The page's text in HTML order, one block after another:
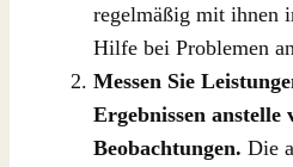
regelmäßig mit ihnen
Hilfe bei Problemen
Messen Sie
Ergebnissen
Beobachtungen. Die